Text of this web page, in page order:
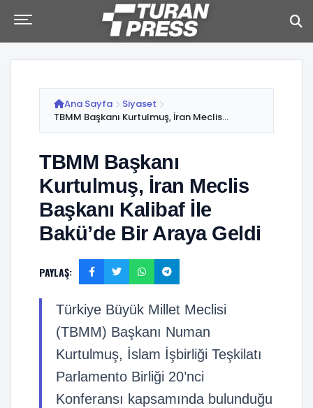
Ana Sayfa
Siyaset
TBMM Başkanı Kurtulmuş, İran Meclis...
TBMM Başkanı
Kurtulmuş, İran Meclis
Başkanı Kalibaf İle
Bakü’de Bir Araya Geldi
PAYLAŞ:
Türkiye Büyük Millet Meclisi
(TBMM) Başkanı Numan
Kurtulmuş, İslam İşbirliği Teşkilatı
Parlamento Birliği 20’nci
Konferansı kapsamında bulunduğu